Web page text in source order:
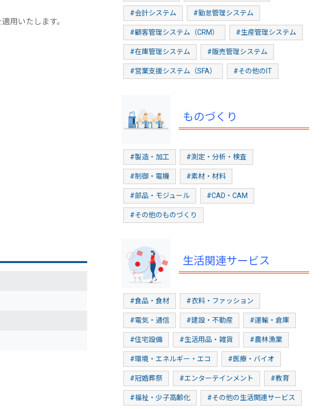
いたします。
#会計システム #勤怠管理システム
#顧客管理システム（CRM） #生産管理システム
#在庫管理システム #販売管理システム
#営業支援システム（SFA） #その他のIT
ものづくり
#製造・加工 #測定・分析・検査
#制御・電機 #素材・材料
#部品・モジュール #CAD・CAM
#その他のものづくり
生活関連サービス
#食品・食材 #衣料・ファッション
#電気・通信 #建設・不動産 #運輸・倉庫
#住宅設備 #生活用品・雑貨 #農林漁業
#環境・エネルギー・エコ #医療・バイオ
#冠婚葬祭 #エンターテインメント #教育
#福祉・少子高齢化 #その他の生活関連サービス